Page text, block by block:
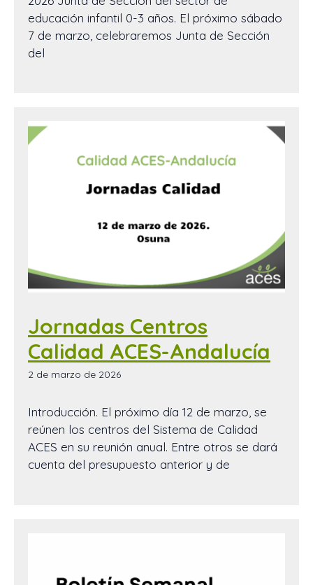
educación infantil 0-3 años. El próximo sábado
7 de marzo, celebraremos Junta de Sección
del
Jornadas Centros
Calidad ACES-Andalucía
2 de marzo de 2026
Introducción. El próximo día 12 de marzo, se
reúnen los centros del Sistema de Calidad
ACES en su reunión anual. Entre otros se dará
cuenta del presupuesto anterior y de